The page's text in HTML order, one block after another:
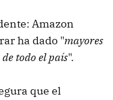
Amazon
ha dado "mayores
todo el país".
que el